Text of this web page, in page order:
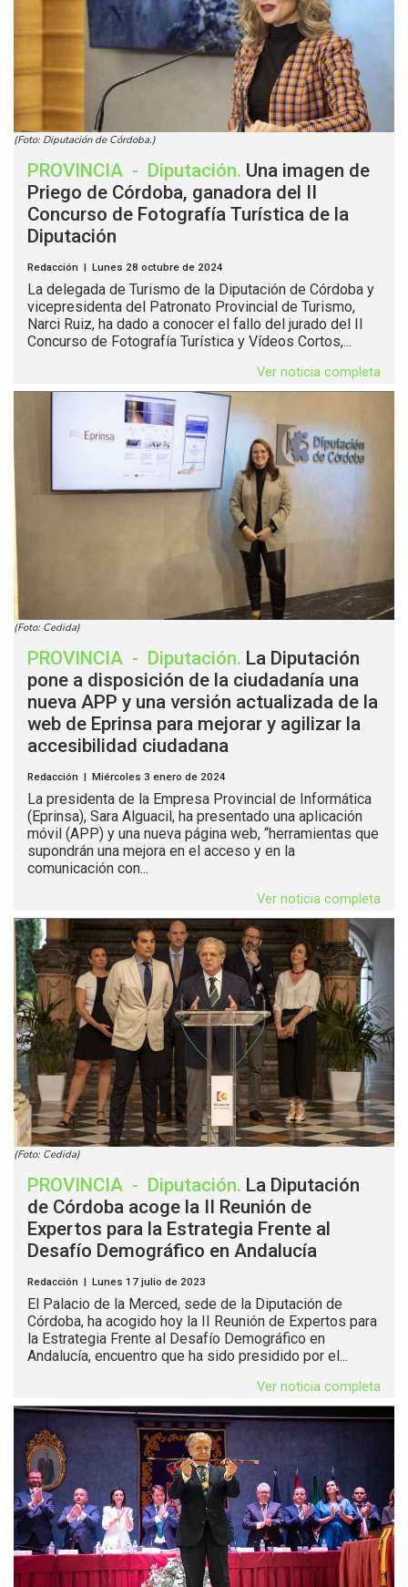
(Foto: Diputación de Córdoba.)
PROVINCIA - Diputación. Una imagen de
Priego de Córdoba, ganadora del II
Concurso de Fotografía Turística de la
Diputación
Redacción | Lunes 28 octubre de 2024
La delegada de Turismo de la Diputación de Córdoba y
vicepresidenta del Patronato Provincial de Turismo,
Narci Ruiz, ha dado a conocer el fallo del jurado del II
Concurso de Fotografía Turística y Vídeos Cortos,...
Ver noticia completa
(Foto: Cedida)
PROVINCIA - Diputación. La Diputación
pone a disposición de la ciudadanía una
nueva APP y una versión actualizada de la
web de Eprinsa para mejorar y agilizar la
accesibilidad ciudadana
Redacción | Miércoles 3 enero de 2024
La presidenta de la Empresa Provincial de Informática
(Eprinsa), Sara Alguacil, ha presentado una aplicación
móvil (APP) y una nueva página web, “herramientas que
supondrán una mejora en el acceso y en la
comunicación con...
Ver noticia completa
(Foto: Cedida)
PROVINCIA - Diputación. La Diputación
de Córdoba acoge la II Reunión de
Expertos para la Estrategia Frente al
Desafío Demográfico en Andalucía
Redacción | Lunes 17 julio de 2023
El Palacio de la Merced, sede de la Diputación de
Córdoba, ha acogido hoy la II Reunión de Expertos para
la Estrategia Frente al Desafío Demográfico en
Andalucía, encuentro que ha sido presidido por el...
Ver noticia completa